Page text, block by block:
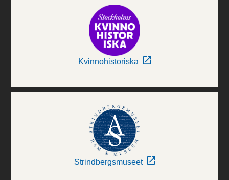
Kvinnohistoriska
Strindbergsmuseet